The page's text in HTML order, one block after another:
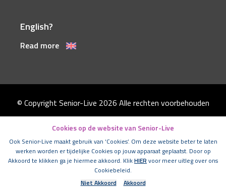
English?
Read more
© Copyright Senior-Live 2026 Alle rechten voorbehouden
Disclaimer
Algemene voorwaarden
Cookies
Privacystatement
Cookies op de website van Senior-Live
Ook Senior-Live maakt gebruik van ‘Cookies’. Om deze website beter te laten
werken worden er tijdelijke Cookies op jouw apparaat geplaatst. Door op
Akkoord te klikken ga je hiermee akkoord. KlikHIER voor meer uitleg over ons
Cookiebeleid.
Niet Akkoord
Akkoord